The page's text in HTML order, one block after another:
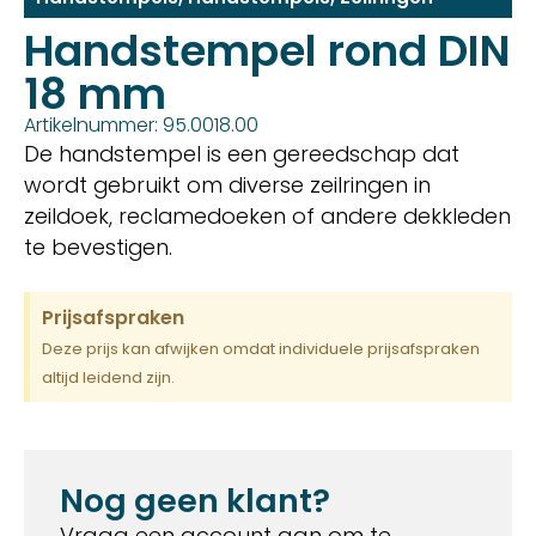
Handstempel rond DIN
18 mm
Artikelnummer: 95.0018.00
De handstempel is een gereedschap dat
wordt gebruikt om diverse zeilringen in
zeildoek, reclamedoeken of andere dekkleden
te bevestigen.
Prijsafspraken
Deze prijs kan afwijken omdat individuele prijsafspraken
altijd leidend zijn.
Nog geen klant?